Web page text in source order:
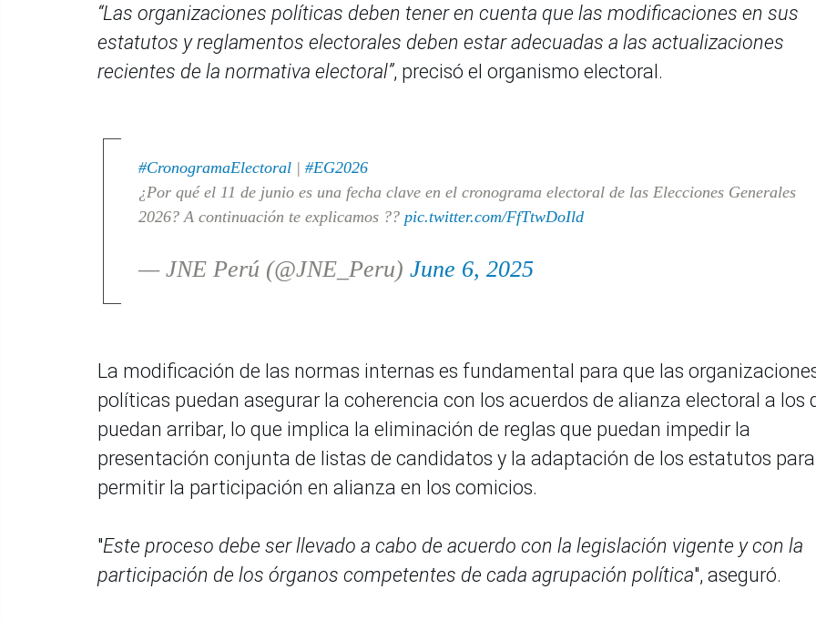
“Las organizaciones políticas deben tener en cuenta que las modificaciones en sus
estatutos y reglamentos electorales deben estar adecuadas a las actualizaciones
recientes de la normativa electoral”, precisó el organismo electoral.
#CronogramaElectoral| #EG2026
¿Por qué el 11 de junio es una fecha clave en el cronograma electoral de las Elecciones Generales
2026? A continuación te explicamos ?? pic.twitter.com/FfTtwDoIld
— JNE Perú (@JNE_Peru) June 6, 2025
La modificación de las normas internas es fundamental para que las
políticas puedan asegurar la coherencia con los acuerdos de alianza electoral a los
puedan arribar, lo que implica la eliminación de reglas que puedan impedir la
presentación conjunta de listas de candidatos y la adaptación de los estatutos para
permitir la participación en alianza en los comicios.
"Este proceso debe ser llevado a cabo de acuerdo con la legislación vigente y con la
participación de los órganos competentes de cada agrupación política", aseguró.